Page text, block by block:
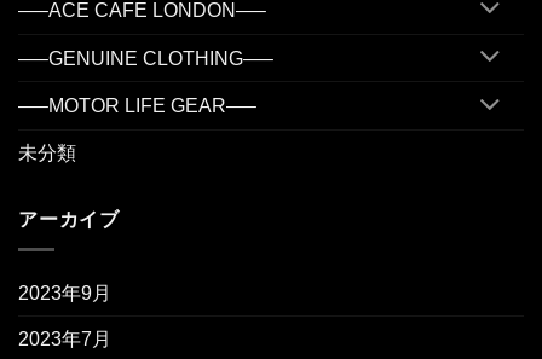
—–ACE CAFE LONDON—–
—–GENUINE CLOTHING—–
—–MOTOR LIFE GEAR—–
未分類
アーカイブ
2023年9月
2023年7月